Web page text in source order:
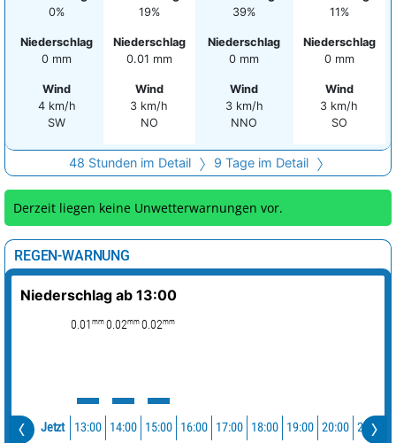
0%
Niederschlag
0 mm
Wind
4 km/h
SW
19%
Niederschlag
0.01 mm
Wind
3 km/h
NO
39%
Niederschlag
0 mm
Wind
3 km/h
NNO
11%
Niederschlag
0 mm
Wind
3 km/h
SO
48 Stunden im Detail 9 Tage im Detail
Derzeit liegen keine Unwetterwarnungen vor.
REGEN-WARNUNG
Niederschlag ab 13:00
0.01 mm 0.02mm 0.02mm
Jetzt 13:00 14:00 15:00 16:00 17:00 18:00 19:00 20:00 21:00